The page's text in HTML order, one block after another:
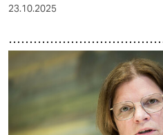
23.10.2025